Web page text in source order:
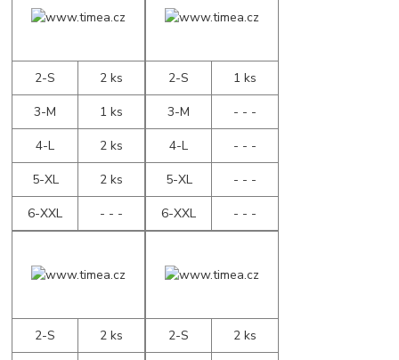
2-S
2 ks
3-M
1 ks
4-L
2 ks
5-XL
2 ks
6-XXL
- - -
2-S
1 ks
3-M
- - -
4-L
- - -
5-XL
- - -
6-XXL
- - -
2-S
2 ks
2-S
2 ks